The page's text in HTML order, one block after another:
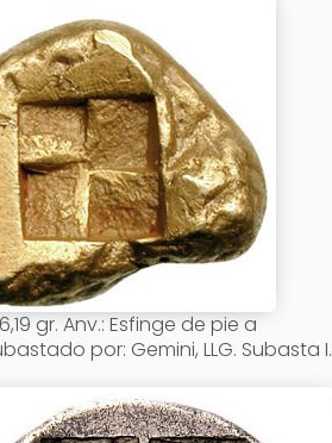
gr. Anv.: Esfinge de pie a
por: Gemini, LLG. Subasta I.